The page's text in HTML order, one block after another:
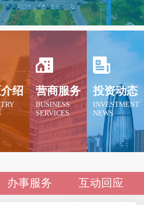
赋能优势，科技和金融的融
绍 营商服务
BUSINESS
SERVICES
投资动态
INVESTMENT
NEWS
办事服务 互动回应